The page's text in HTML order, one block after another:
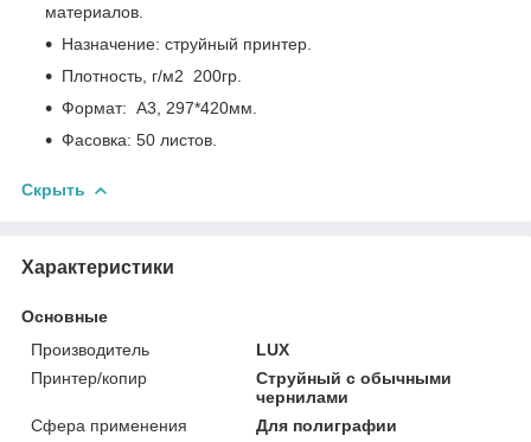
материалов.
Назначение: струйный принтер.
Плотность, г/м2 200гр.
Формат: A3, 297*420мм.
Фасовка: 50 листов.
Скрыть
Характеристики
Основные
Производитель
LUX
Принтер/копир
Струйный с обычными
чернилами
Сфера применения
Для полиграфии